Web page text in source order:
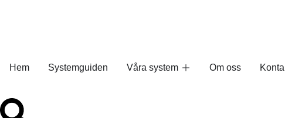
Hem Systemguiden Våra system Om oss